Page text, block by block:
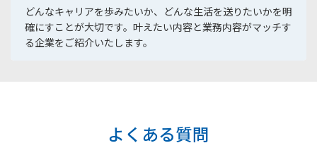
どんなキャリアを歩みたいか、どんな生活を送りたいかを明
確にすことが大切です。叶えたい内容と業務内容がマッチす
る企業をご紹介いたします。
よくある質問